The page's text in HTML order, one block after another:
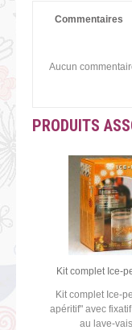
Commentaires
Aucun
PRODUITS
Kit complet Ice-
Kit complet Ice-
apéritif" avec
au lave-